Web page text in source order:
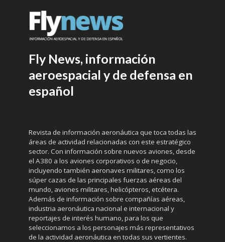
Fly News, información
aeroespacial y de defensa en
español
Revista de información aeronáutica que toca todas las
áreas de actividad relacionadas con este estratégico
sector. Con información sobre nuevos aviones, desde
el A380 a los aviones corporativos o de negocio,
incluyendo también aeronaves militares, como los
súper cazas de las principales fuerzas aéreas del
mundo, aviones militares, helicópteros, etcétera.
Además de información sobre compañías aéreas,
industria aeronáutica nacional e internacional y
reportajes de interés humano, para los que
seleccionamos a los personajes más representativos
de la actividad aeronáutica en todas sus vertientes.